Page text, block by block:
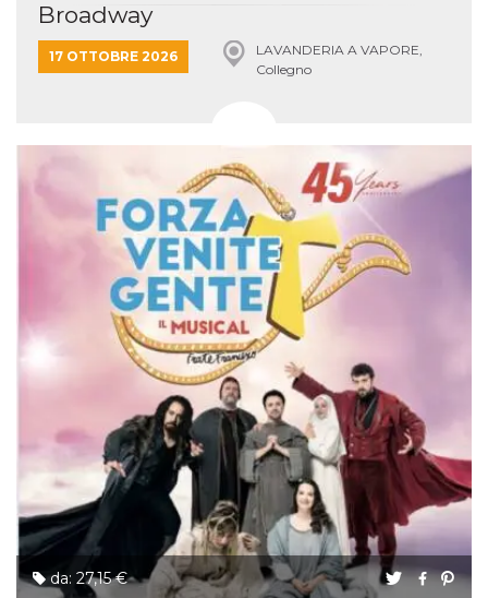
Broadway
17 OTTOBRE 2026
LAVANDERIA A VAPORE,
Collegno
da: 27,15 €